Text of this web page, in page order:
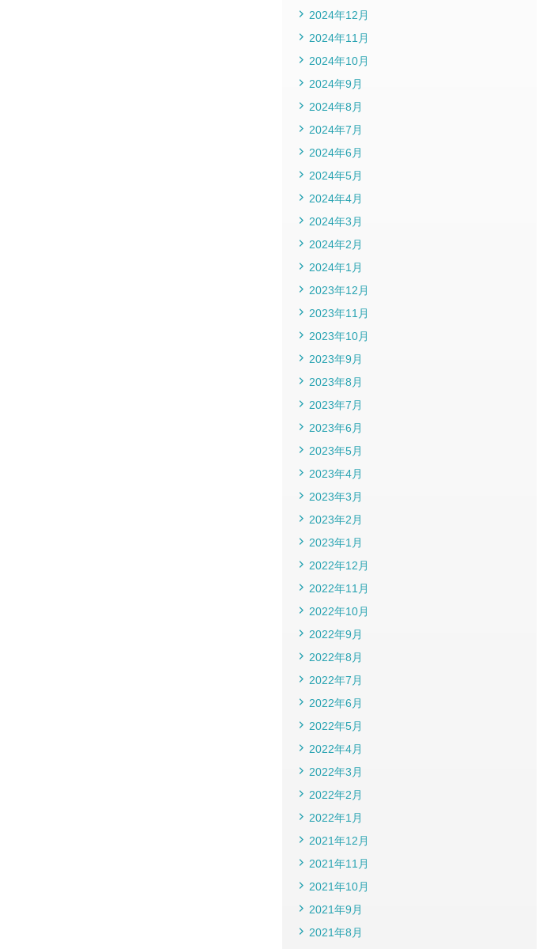
2024年12月
2024年11月
2024年10月
2024年9月
2024年8月
2024年7月
2024年6月
2024年5月
2024年4月
2024年3月
2024年2月
2024年1月
2023年12月
2023年11月
2023年10月
2023年9月
2023年8月
2023年7月
2023年6月
2023年5月
2023年4月
2023年3月
2023年2月
2023年1月
2022年12月
2022年11月
2022年10月
2022年9月
2022年8月
2022年7月
2022年6月
2022年5月
2022年4月
2022年3月
2022年2月
2022年1月
2021年12月
2021年11月
2021年10月
2021年9月
2021年8月